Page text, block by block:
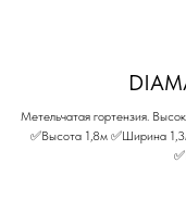
Метельчатая гортензия.
✅Высота 1,8м ✅Ширина